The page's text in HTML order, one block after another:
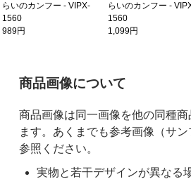
らいのカンフー - VIPX-
1560
989円
らいのカンフー -
1560
1,099円
ご購入前の注意事項
商品画像について
商品画像は同一画像を他の同種商
ます。あくまでも参考画像（サ
参照ください。
実物と若干デザインが異なる